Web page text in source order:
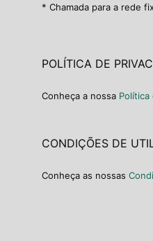
* Chamada para a rede
POLÍTICA DE
Conheça a nossa Política
CONDIÇÕES DE
Conheça as nossas